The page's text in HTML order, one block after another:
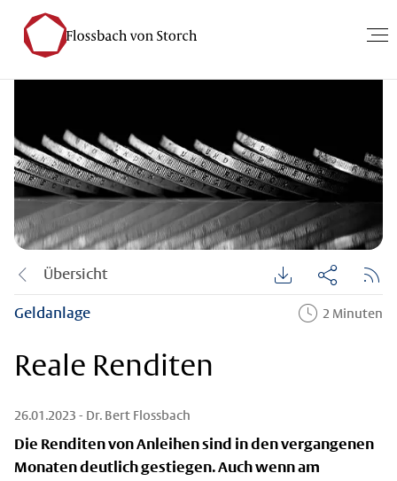
Übersicht
Geldanlage 2 Minuten
Reale Renditen
26.01.2023 - Dr. Bert Flossbach
Die Renditen von Anleihen sind in den vergangenen
Monaten deutlich gestiegen. Auch wenn am